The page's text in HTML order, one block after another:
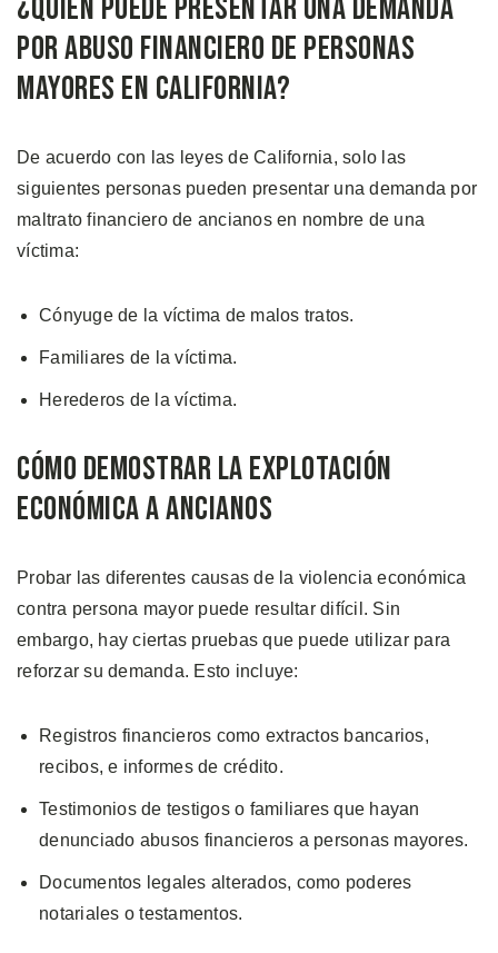
¿Quién Puede Presentar una Demanda
por Abuso Financiero de Personas
Mayores en California?
De acuerdo con las leyes de California, solo las
siguientes personas pueden presentar una demanda por
maltrato financiero de ancianos en nombre de una
víctima:
Cónyuge de la víctima de malos tratos.
Familiares de la víctima.
Herederos de la víctima.
Cómo Demostrar la Explotación
Económica a Ancianos
Probar las diferentes causas de la violencia económica
contra persona mayor puede resultar difícil. Sin
embargo, hay ciertas pruebas que puede utilizar para
reforzar su demanda. Esto incluye:
Registros financieros como extractos bancarios,
recibos, e informes de crédito.
Testimonios de testigos o familiares que hayan
denunciado abusos financieros a personas mayores.
Documentos legales alterados, como poderes
notariales o testamentos.